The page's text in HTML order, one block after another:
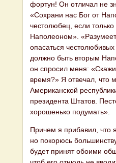
фортун! Он отличал не
«Сохрани нас Бог от
честолюбец, если
Наполеоном».
опасаться
должно быть вторым
он спросил меня:
время?» Я отвечал, что
Американской
президента Штатов.
хорошенько подумать».
Причем я прибавил, что
но покорюсь
будет принят обоими